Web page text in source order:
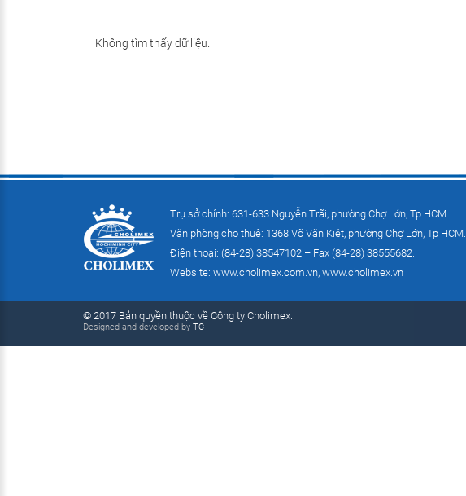
Không tìm thấy dữ liệu.
Trụ sở chính: 631-633 Nguyễn Trãi, phường Chợ Lớn, Tp HCM.
Văn phòng cho thuê: 1368 Võ Văn Kiệt, phường Chợ Lớn, Tp HCM.
Điện thoại: (84-28) 38547102 – Fax (84-28) 38555682.
Website: www.cholimex.com.vn, www.cholimex.vn
© 2017 Bản quyền thuộc về Công ty Cholimex.
Designed and developed by TC